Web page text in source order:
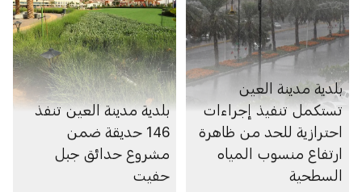
بلدية مدينة العين
تستكمل تنفيذ إجراءات
احترازية للحد من ظاهرة
ارتفاع منسوب المياه
السطحية
بلدية مدينة العين تنفذ
146 حديقة ضمن
مشروع حدائق جبل
حفيت